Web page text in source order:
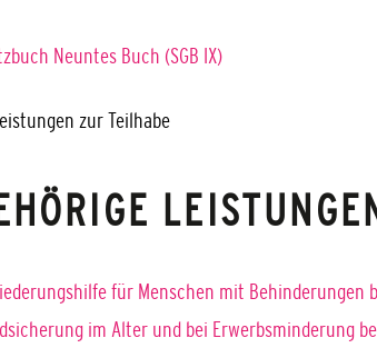
Neuntes Buch (SGB IX)
zur Teilhabe
für Menschen mit Behinderungen
im Alter und bei Erwerbsminderung